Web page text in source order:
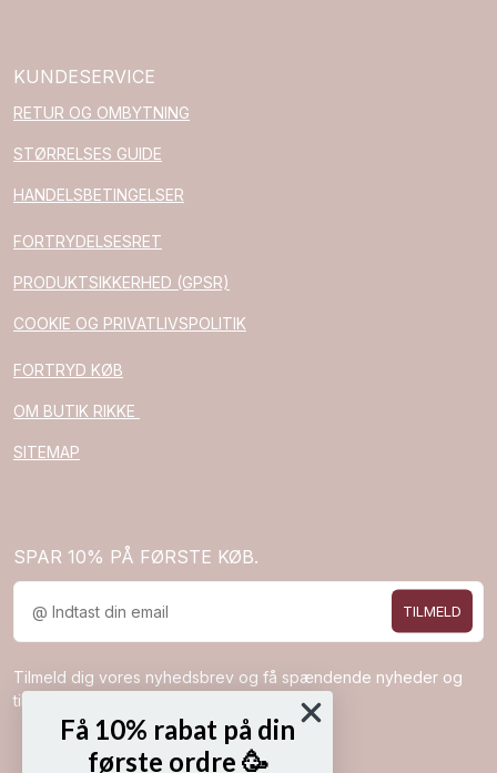
KUNDESERVICE
RETUR OG OMBYTNING
STØRRELSES GUIDE
HANDELSBETINGELSER
FORTRYDELSESRET
PRODUKTSIKKERHED (GPSR)
COOKIE OG PRIVATLIVSPOLITIK
FORTRYD KØB
OM BUTIK RIKKE
SITEMAP
SPAR 10% PÅ FØRSTE KØB.
TILMELD
Tilmeld dig vores nyhedsbrev og få spændende nyheder og
tilbud direkte i din indbakke.
Få 10% rabat på din
første ordre 🥳